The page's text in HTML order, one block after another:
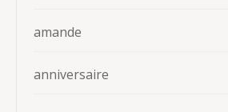
amande
anniversaire